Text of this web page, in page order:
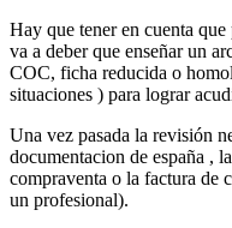
Hay que tener en cuenta
va a deber que enseñar un
COC, ficha reducida o
situaciones ) para lograr
Una vez pasada la revisión
documentacion de españa ,
compraventa o la factura de
un profesional).